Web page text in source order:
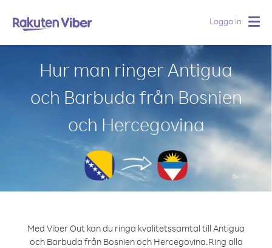
Logga in
Hur man ringer Antigua
och Barbuda från Bosnien
och Hercegovina
Med Viber Out kan du ringa kvalitetssamtal till Antigua
och Barbuda från Bosnien och Hercegovina.Ring alla